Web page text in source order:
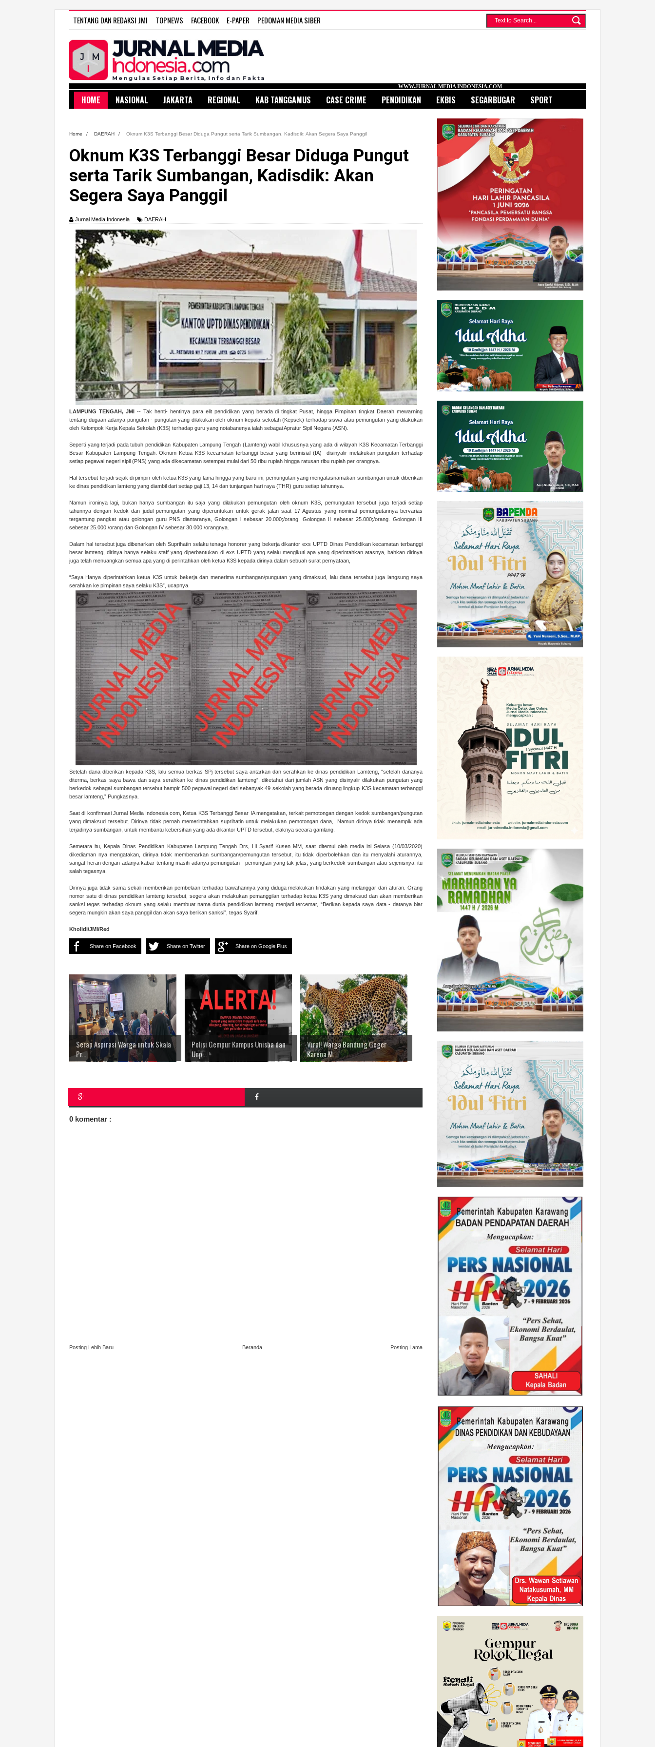
TENTANG DAN REDAKSI JMI TOPNEWS FACEBOOK E-PAPER PEDOMAN MEDIA SIBER
WWW.JURNAL MEDIA INDONESIA.COM
HOME NASIONAL JAKARTA REGIONAL KAB TANGGAMUS CASE CRIME PENDIDIKAN EKBIS SEGARBUGAR SPORT
Home / DAERAH / Oknum K3S Terbanggi Besar Diduga Pungut serta Tarik Sumbangan, Kadisdik: Akan Segera Saya Panggil
Oknum K3S Terbanggi Besar Diduga Pungut
serta Tarik Sumbangan, Kadisdik: Akan
Segera Saya Panggil
Jurnal Media Indonesia DAERAH
LAMPUNG TENGAH, JMI-- Tak henti- hentinya para elit pendidikan yang berada di tingkat Pusat, hingga Pimpinan tingkat Daerah mewarning
tentang dugaan adanya pungutan - pungutan yang dilakukan oleh oknum kepala sekolah (Kepsek) terhadap siswa atau pemungutan yang dilakukan
oleh Kelompok Kerja Kepala Sekolah (K3S) terhadap guru yang notabanenya ialah sebagai Apratur Sipil Negara (ASN).
Seperti yang terjadi pada tubuh pendidikan Kabupaten Lampung Tengah (Lamteng) wabil khususnya yang ada di wilayah K3S Kecamatan Terbanggi
Besar Kabupaten Lampung Tengah. Oknum Ketua K3S kecamatan terbanggi besar yang berinisial (IA) disinyalir melakukan pungutan terhadap
setiap pegawai negeri sipil (PNS) yang ada dikecamatan setempat mulai dari 50 ribu rupiah hingga ratusan ribu rupiah per orangnya.
Hal tersebut terjadi sejak di pimpin oleh ketua K3S yang lama hingga yang baru ini, pemungutan yang mengatasnamakan sumbangan untuk diberikan
ke dinas pendidikan lamteng yang diambil dari setiap gaji 13, 14 dan tunjangan hari raya (THR) guru setiap tahunnya.
Namun ironinya lagi, bukan hanya sumbangan itu saja yang dilakukan pemungutan oleh oknum K3S, pemungutan tersebut juga terjadi setiap
tahunnya dengan kedok dan judul pemungutan yang diperuntukan untuk gerak jalan saat 17 Agustus yang nominal pemungutannya bervarias
tergantung pangkat atau golongan guru PNS diantaranya, Golongan l sebesar 20.000;/orang. Golongan II sebesar 25.000;/orang. Golongan III
sebesar 25.000;/orang dan Golongan IV sebesar 30.000;/orangnya.
Dalam hal tersebut juga dibenarkan oleh Suprihatin selaku tenaga honorer yang bekerja dikantor exs UPTD Dinas Pendidikan kecamatan terbanggi
besar lamteng, dirinya hanya selaku staff yang diperbantukan di exs UPTD yang selalu mengikuti apa yang diperintahkan atasnya, bahkan dirinya
juga telah menuangkan semua apa yang di perintahkan oleh ketua K3S kepada dirinya dalam sebuah surat pernyataan,
“Saya Hanya diperintahkan ketua K3S untuk bekerja dan menerima sumbangan/pungutan yang dimaksud, lalu dana tersebut juga langsung saya
serahkan ke pimpinan saya selaku K3S”, ucapnya.
Setelah dana diberikan kepada K3S, lalu semua berkas SPj tersebut saya antarkan dan serahkan ke dinas pendidikan Lamteng, “setelah dananya
diterma, berkas saya bawa dan saya serahkan ke dinas pendidikan lamteng”. diketahui dari jumlah ASN yang disinyalir dilakukan pungutan yang
berkedok sebagai sumbangan tersebut hampir 500 pegawai negeri dari sebanyak 49 sekolah yang berada diruang lingkup K3S kecamatan terbanggi
besar lamteng,” Pungkasnya.
Saat di konfirmasi Jurnal Media Indonesia.com, Ketua K3S Terbanggi Besar IA mengatakan, terkait pemotongan dengan kedok sumbangan/pungutan
yang dimaksud tersebut. Dirinya tidak pernah memerintahkan suprihatin untuk melakukan pemotongan dana,. Namun dirinya tidak menampik ada
terjadinya sumbangan, untuk membantu kebersihan yang ada dikantor UPTD tersebut, elaknya secara gamlang.
Semetara itu, Kepala Dinas Pendidikan Kabupaten Lampung Tengah Drs, Hi Syarif Kusen MM, saat ditemui oleh media ini Selasa (10/03/2020)
dikediaman nya mengatakan, dirinya tidak membenarkan sumbangan/pemungutan tersebut, itu tidak diperbolehkan dan itu menyalahi aturannya,
sangat heran dengan adanya kabar tentang masih adanya pemungutan - pemungtan yang tak jelas, yang berkedok sumbangan atau sejenisnya, itu
salah tegasnya.
Dirinya juga tidak sama sekali memberikan pembelaan terhadap bawahannya yang diduga melakukan tindakan yang melanggar dari aturan. Orang
nomor satu di dinas pendidikan lamteng tersebut, segera akan melakukan pemanggilan terhadap ketua K3S yang dimaksud dan akan memberikan
sanksi tegas terhadap oknum yang selalu membuat nama dunia pendidikan lamteng menjadi tercemar, “Berikan kepada saya data - datanya biar
segera mungkin akan saya panggil dan akan saya berikan sanksi”, tegas Syarif.
Kholidi/JMI/Red
Share on Facebook Share on Twitter Share on Google Plus
Serap Aspirasi Warga untuk Skala
Pr...
Polisi Gempur Kampus Unisba dan
Unp...
Viral! Warga Bandung Geger
Karena M...
0 komentar :
Posting Lebih Baru Posting Lama
Beranda